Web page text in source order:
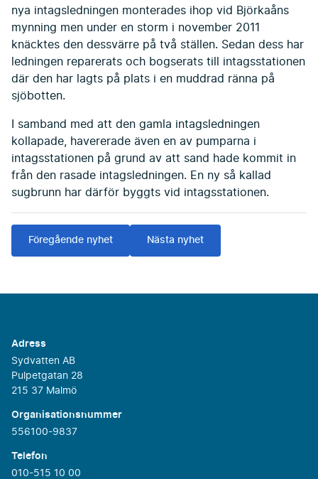
nya intagsledningen monterades ihop vid Björkaåns
mynning men under en storm i november 2011
knäcktes den dessvärre på två ställen. Sedan dess har
ledningen reparerats och bogserats till intagsstationen
där den har lagts på plats i en muddrad ränna på
sjöbotten.
I samband med att den gamla intagsledningen
kollapade, havererade även en av pumparna i
intagsstationen på grund av att sand hade kommit in
från den rasade intagsledningen. En ny så kallad
sugbrunn har därför byggts vid intagsstationen.
Föregående nyhet Nästa nyhet
Adress
Sydvatten AB
Pulpetgatan 28
215 37 Malmö
Organisationsnummer
556100-9837
Telefon
010-515 10 00